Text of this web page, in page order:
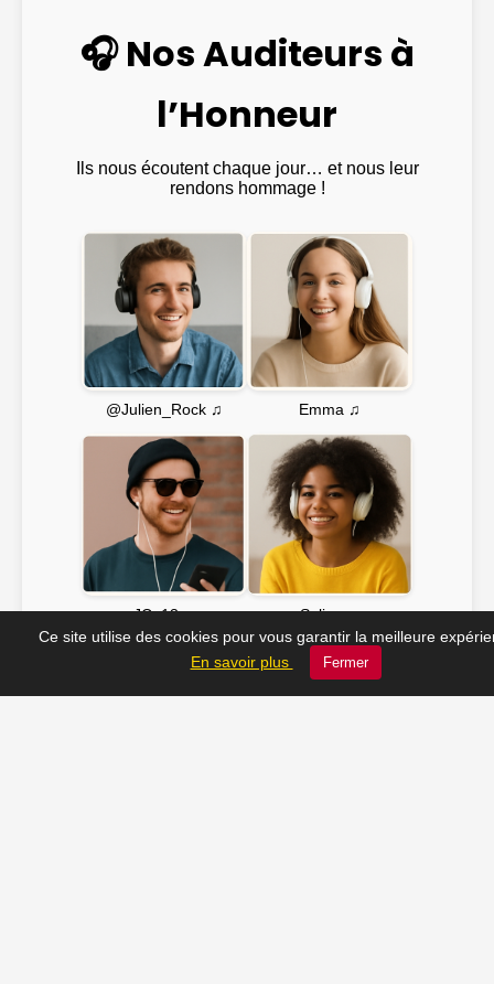
🎧 Nos Auditeurs à
l’Honneur
Ils nous écoutent chaque jour… et nous leur
rendons hommage !
@Julien_Rock ♫ Emma ♫
JC_13 ♫ Soline ♫
📸 Tu veux apparaître ici ? Envoie-nous ta photo à
contact@radio-lechatelet.fr
Ce site utilise des cookies pour vous garantir la meilleure
En savoir plus
Fermer